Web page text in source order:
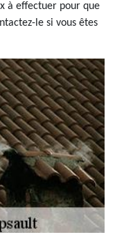
à effectuer pour que
le si vous êtes